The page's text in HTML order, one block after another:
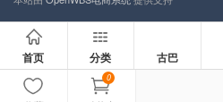
0
首页 分类 古巴